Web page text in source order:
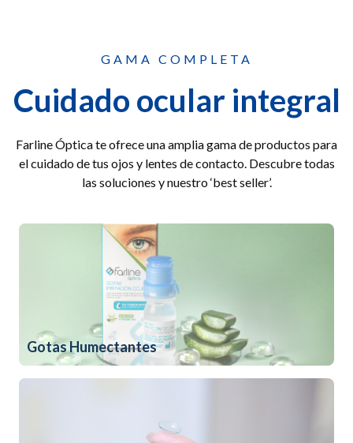
GAMA COMPLETA
Cuidado ocular integral
Farline Óptica te ofrece una amplia gama de productos para
el cuidado de tus ojos y lentes de contacto. Descubre todas
las soluciones y nuestro ‘best seller’.
Gotas Humectantes